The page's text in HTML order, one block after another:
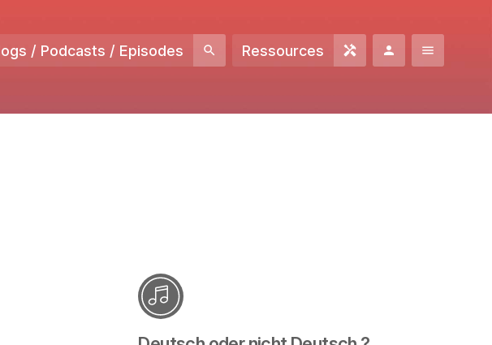
/ Podcasts / Episodes Ressources